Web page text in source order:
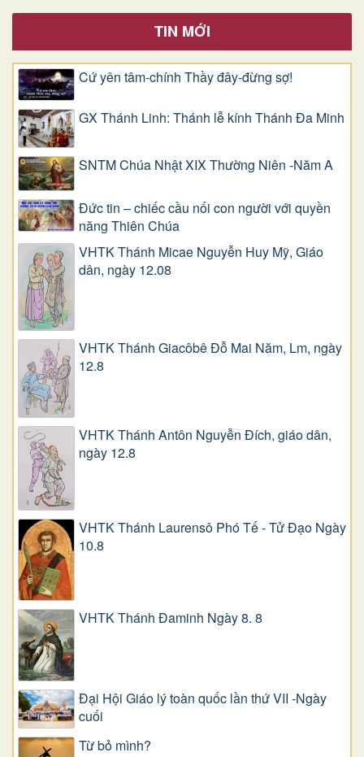
TIN MỚI
Cứ yên tâm-chính Thầy đây-đừng sợ!
GX Thánh Linh: Thánh lễ kính Thánh Đa Minh
SNTM Chúa Nhật XIX Thường Niên -Năm A
Đức tin – chiếc cầu nối con người với quyền
năng Thiên Chúa
VHTK Thánh Micae Nguyễn Huy Mỹ, Giáo
dân, ngày 12.08
VHTK Thánh Giacôbê Ðỗ Mai Năm, Lm, ngày
12.8
VHTK Thánh Antôn Nguyễn Ðích, giáo dân,
ngày 12.8
VHTK Thánh Laurensô Phó Tế - Tử Đạo Ngày
10.8
VHTK Thánh Đaminh Ngày 8. 8
Đại Hội Giáo lý toàn quốc lần thứ VII -Ngày
cuối
Từ bỏ mình?